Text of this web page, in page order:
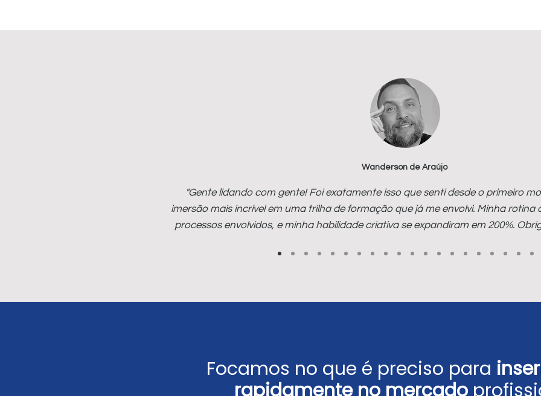
Wanderson de Araújo
"Gente lidando com gente! Foi exatamente isso que senti desde o primeiro
imersão mais incrível em uma trilha de formação que já me envolvi. Minha rotina
processos envolvidos, e minha habilidade criativa se expandiram em 200%.
Focamos no que é preciso para
rapidamente no mercado